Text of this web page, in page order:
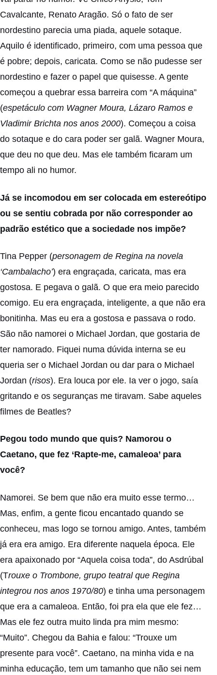
Cavalcante, Renato Aragão. Só o fato de ser
nordestino parecia uma piada, aquele sotaque.
Aquilo é identificado, primeiro, com uma pessoa que
é pobre; depois, caricata. Como se não pudesse ser
nordestino e fazer o papel que quisesse. A gente
começou a quebrar essa barreira com “A máquina”
(espetáculo com Wagner Moura, Lázaro Ramos e
Vladimir Brichta nos anos 2000). Começou a coisa
do sotaque e do cara poder ser galã. Wagner Moura,
que deu no que deu. Mas ele também ficaram um
tempo ali no humor.
Já se incomodou em ser colocada em estereótipo
ou se sentiu cobrada por não corresponder ao
padrão estético que a sociedade nos impõe?
Tina Pepper (personagem de Regina na novela
‘Cambalacho’) era engraçada, caricata, mas era
gostosa. E pegava o galã. O que era meio parecido
comigo. Eu era engraçada, inteligente, a que não era
bonitinha. Mas eu era a gostosa e passava o rodo.
São não namorei o Michael Jordan, que gostaria de
ter namorado. Fiquei numa dúvida interna se eu
queria ser o Michael Jordan ou dar para o Michael
Jordan (risos). Era louca por ele. Ia ver o jogo, saía
gritando e os seguranças me tiravam. Sabe aqueles
filmes de Beatles?
Pegou todo mundo que quis? Namorou o
Caetano, que fez ‘Rapte-me, camaleoa’ para
você?
Namorei. Se bem que não era muito esse termo…
Mas, enfim, a gente ficou encantado quando se
conheceu, mas logo se tornou amigo. Antes, também
já era era amigo. Era diferente naquela época. Ele
era apaixonado por “Aquela coisa toda”, do Asdrúbal
(Trouxe o Trombone, grupo teatral que Regina
integrou nos anos 1970/80) e tinha uma personagem
que era a camaleoa. Então, foi pra ela que ele fez…
Mas ele fez outra muito linda pra mim mesmo:
“Muito”. Chegou da Bahia e falou: “Trouxe um
presente para você”. Caetano, na minha vida e na
minha educação, tem um tamanho que não sei nem